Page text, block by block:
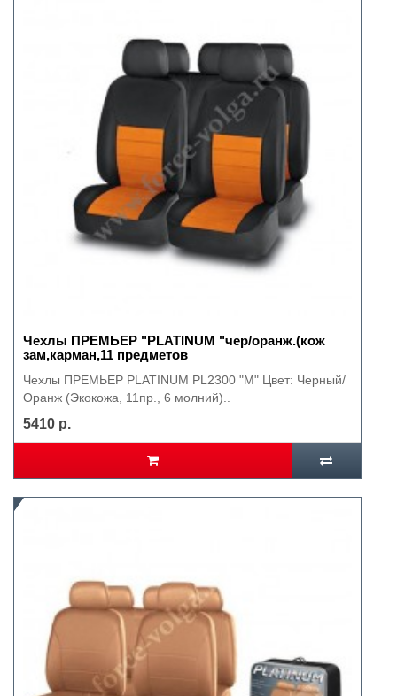
Чехлы ПРЕМЬЕР "PLATINUM "чер/оранж.(кож
зам,карман,11 предметов
Чехлы ПРЕМЬЕР PLATINUM PL2300 "M" Цвет: Черный/
Оранж (Экокожа, 11пр., 6 молний)..
5410 р.